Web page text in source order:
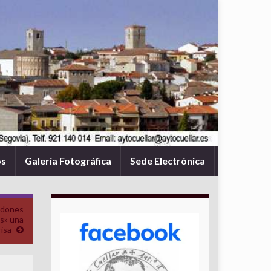
Galería Fotográfica Sede Electrónica
una